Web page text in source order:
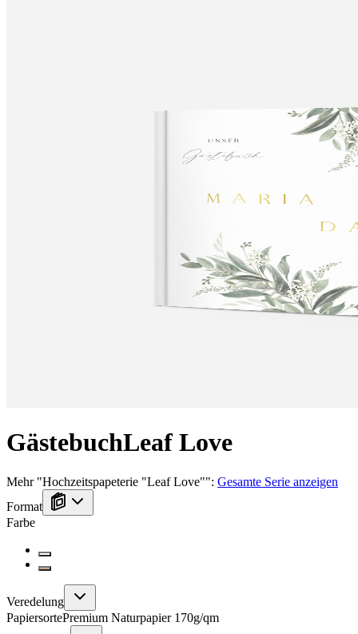
GästebuchLeaf Love
Mehr"Hochzeitspapeterie "Leaf Love"": Gesamte Serie anzeigen
Format
Farbe
Veredelung
PapiersortePremium Naturpapier 170g/qm